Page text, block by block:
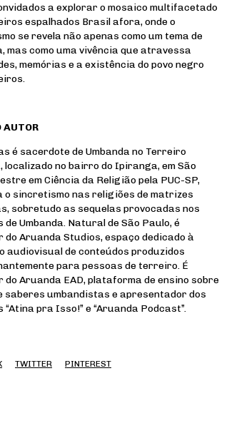
a explorar o mosaico multifacetado
espalhados Brasil afora, onde o
se revela não apenas como um tema de
mas como uma vivência que atravessa
memórias e a existência do povo negro
AUTOR
é sacerdote de Umbanda no Terreiro
localizado no bairro do Ipiranga, em São
em Ciência da Religião pela PUC-SP,
o sincretismo nas religiões de matrizes
sobretudo as sequelas provocadas nos
Umbanda. Natural de São Paulo, é
do Aruanda Studios, espaço dedicado à
audiovisual de conteúdos produzidos
para pessoas de terreiro. É
do Aruanda EAD, plataforma de ensino sobre
saberes umbandistas e apresentador dos
“Atina pra Isso!” e “Aruanda Podcast”.
TWITTER PINTEREST